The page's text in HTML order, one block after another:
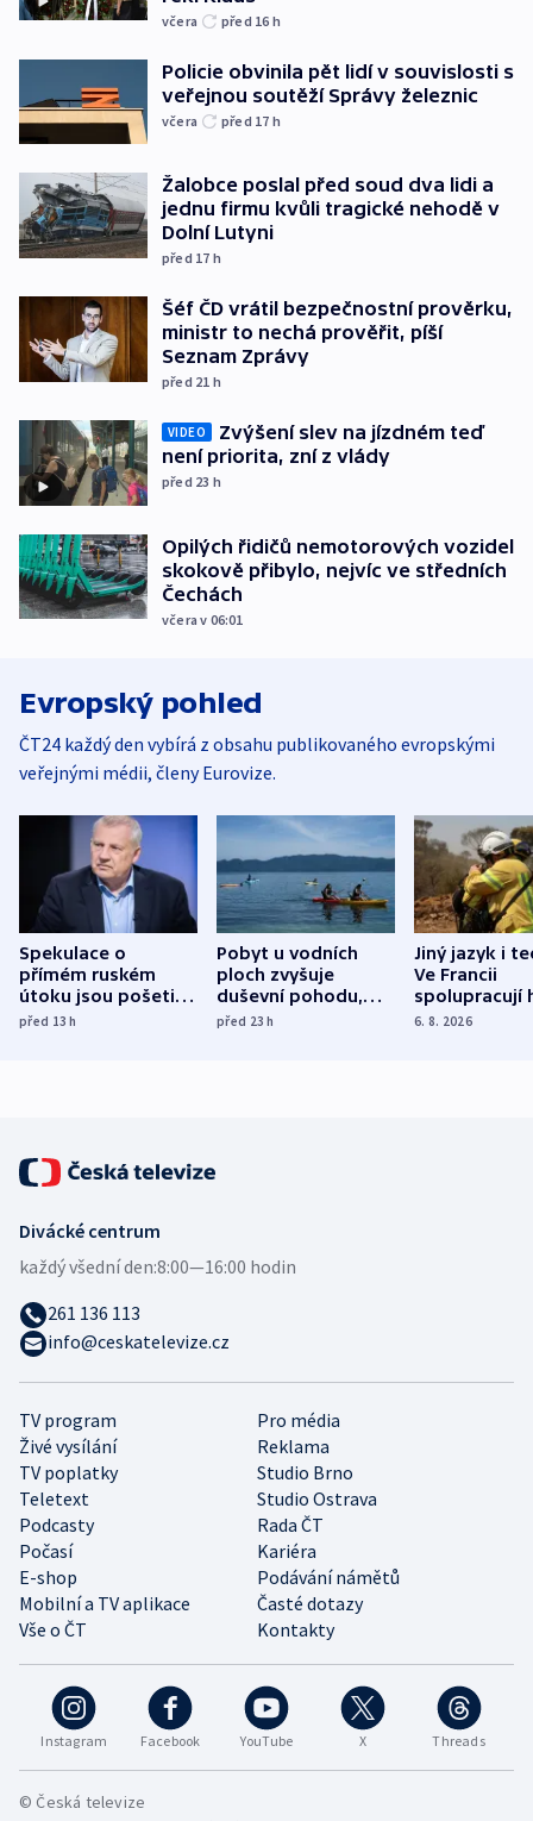
včera před 16 h
Policie obvinila pět lidí v souvislosti s
veřejnou soutěží Správy železnic
včera před 17 h
Žalobce poslal před soud dva lidi a
jednu firmu kvůli tragické nehodě v
Dolní Lutyni
před 17 h
Šéf ČD vrátil bezpečnostní prověrku,
ministr to nechá prověřit, píší
Seznam Zprávy
před 21 h
VIDEO
Zvýšení slev na jízdném teď
není priorita, zní z vlády
před 23 h
Opilých řidičů nemotorových vozidel
skokově přibylo, nejvíc ve středních
Čechách
včera v 06:01
Evropský pohled
ČT24 každý den vybírá z obsahu publikovaného evropskými
veřejnými médii, členy Eurovize.
Spekulace o
přímém ruském
útoku jsou pošetilé,
míní estonský
před 13h
Pobyt u vodních
ploch zvyšuje
duševní pohodu,
ukázala
před 23h
Jiný jazyk i
Ve Francii
spolupracují
různých zemí
6. 8. 2026
Instagram Facebook YouTube X Threads
TV program
Pro média
Živé vysílání
Reklama
TV poplatky
Studio Brno
Teletext
Studio Ostrava
Podcasty
Rada ČT
Počasí
Kariéra
E-shop
Podávání námětů
Mobilní a TV aplikace
Časté dotazy
Vše o ČT
Kontakty
Divácké centrum
každý všední den:8:00—16:00 hodin
261 136 113
info@ceskatelevize.cz
© Česká televize